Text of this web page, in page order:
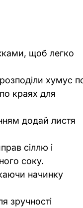
щоб легко
розподіли хумус
краях для
додай листя
сіллю і
соку.
начинку
зручності